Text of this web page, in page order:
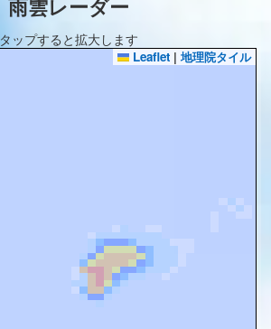
雨雲レーダー
タップすると拡大します
Leaflet | 地理院タイル